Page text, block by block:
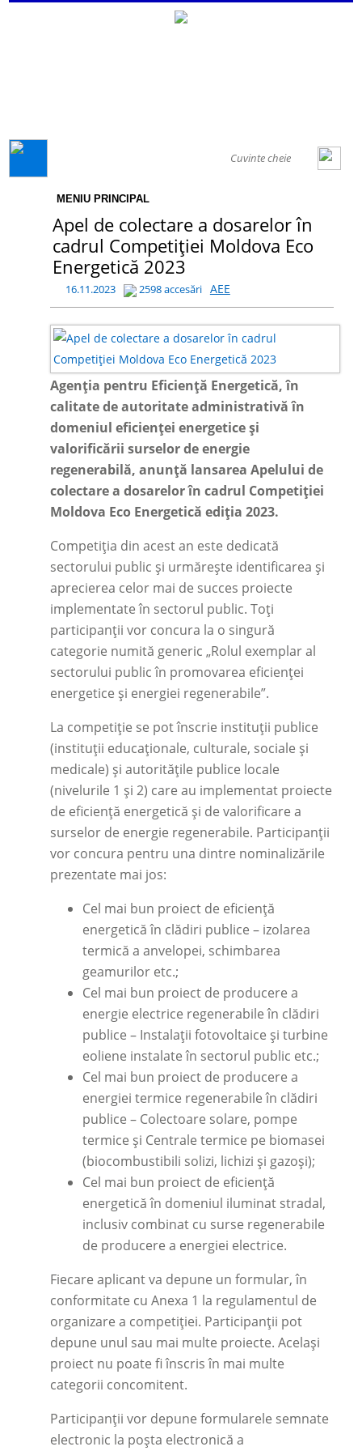
MENIU PRINCIPAL
Apel de colectare a dosarelor în
cadrul Competiției Moldova Eco
Energetică 2023
16.11.2023 2598 accesări AEE
Agenția pentru Eficiență Energetică, în
calitate de autoritate administrativă în
domeniul eficienței energetice și
valorificării surselor de energie
regenerabilă, anunță lansarea Apelului de
colectare a dosarelor în cadrul Competiției
Moldova Eco Energetică ediția 2023.
Competiția din acest an este dedicată
sectorului public și urmărește identificarea și
aprecierea celor mai de succes proiecte
implementate în sectorul public. Toți
participanții vor concura la o singură
categorie numită generic „Rolul exemplar al
sectorului public în promovarea eficienței
energetice și energiei regenerabile”.
La competiție se pot înscrie instituții publice
(instituții educaționale, culturale, sociale și
medicale) și autoritățile publice locale
(nivelurile 1 și 2) care au implementat proiecte
de eficiență energetică și de valorificare a
surselor de energie regenerabile. Participanții
vor concura pentru una dintre nominalizările
prezentate mai jos:
Cel mai bun proiect de eficiență
energetică în clădiri publice – izolarea
termică a anvelopei, schimbarea
geamurilor etc.;
Cel mai bun proiect de producere a
energie electrice regenerabile în clădiri
publice – Instalații fotovoltaice și turbine
eoliene instalate în sectorul public etc.;
Cel mai bun proiect de producere a
energiei termice regenerabile în clădiri
publice – Colectoare solare, pompe
termice și Centrale termice pe biomasei
(biocombustibili solizi, lichizi și gazoși);
Cel mai bun proiect de eficiență
energetică în domeniul iluminat stradal,
inclusiv combinat cu surse regenerabile
de producere a energiei electrice.
Fiecare aplicant va depune un formular, în
conformitate cu Anexa 1 la regulamentul de
organizare a competiției. Participanții pot
depune unul sau mai multe proiecte. Acelaşi
proiect nu poate fi înscris în mai multe
categorii concomitent.
Participanții vor depune formularele semnate
electronic la poșta electronică a